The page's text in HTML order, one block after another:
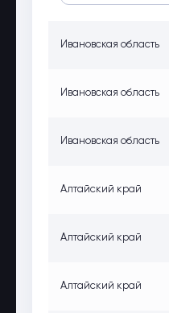
Ивановская область
Ивановская область
Ивановская область
Алтайский край
Алтайский край
Алтайский край